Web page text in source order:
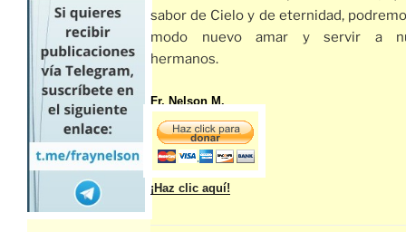
sabor de Cielo y de eternidad,
modo nuevo amar y servir a
hermanos.
Fr. Nelson M.
¡Haz clic aquí!